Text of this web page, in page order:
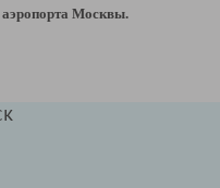
Москвы.